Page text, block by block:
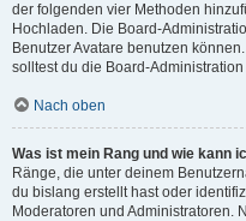
der folgenden vier Methoden
Hochladen. Die Board-
Benutzer Avatare benutzen
solltest du die Board-
Nach oben
Was ist mein Rang und wie kann
Ränge, die unter deinem
du bislang erstellt hast oder
Moderatoren und Administratoren.